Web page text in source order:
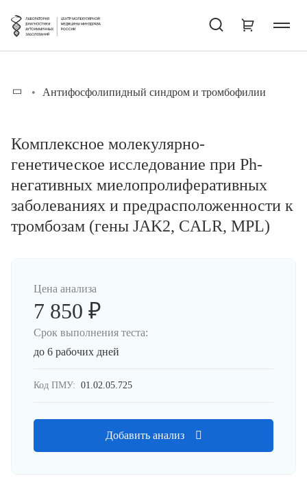
Антифосфолипидный синдром и тромбофилии
Комплексное молекулярно-
генетическое исследование при Ph-
негативных миелопролиферативных
заболеваниях и предрасположенности к
тромбозам (гены JAK2, CALR, MPL)
Цена анализа
7 850 ₽
Срок выполнения теста:
до 6 рабочих дней
Код ПМУ: 01.02.05.725
Добавить анализ